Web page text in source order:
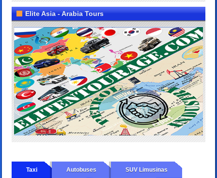
Elite Asia - Arabia Tours
Taxi Autobuses SUV Limusinas